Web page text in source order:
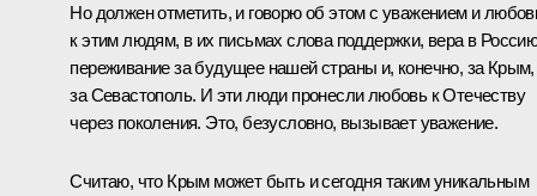
Но должен отметить, и говорю об этом с уважением и
к этим людям, в их письмах слова поддержки, вера в
переживание за будущее нашей страны и, конечно, за Крым,
за Севастополь. И эти люди пронесли любовь к Отечеству
через поколения. Это, безусловно, вызывает уважение.
Считаю, что Крым может быть и сегодня таким уникальным